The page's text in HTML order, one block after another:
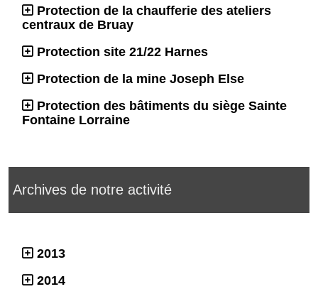
Protection de la chaufferie des ateliers
centraux de Bruay
Protection site 21/22 Harnes
Protection de la mine Joseph Else
Protection des bâtiments du siège Sainte
Fontaine Lorraine
Archives de notre activité
2013
2014